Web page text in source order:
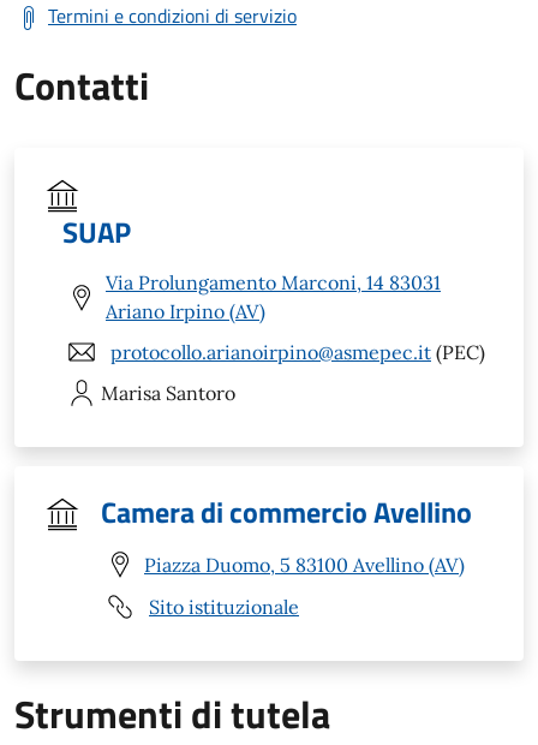
Termini e condizioni di servizio
Contatti
SUAP
Via Prolungamento Marconi, 14 83031
Ariano Irpino (AV)
protocollo.arianoirpino@asmepec.it (PEC)
Marisa Santoro
Camera di commercio Avellino
Piazza Duomo, 5 83100 Avellino (AV)
Sito istituzionale
Strumenti di tutela